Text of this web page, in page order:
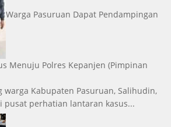
Warga Pasuruan Dapat Pendampingan
Menuju Polres Kepanjen (Pimpinan
warga Kabupaten Pasuruan, Salihudin,
pusat perhatian lantaran kasus...